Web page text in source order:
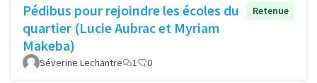
Pédibus pour rejoindre les écoles du
quartier (Lucie Aubrac et Myriam
Makeba)
Retenue
Séverine Lechantre 1 0